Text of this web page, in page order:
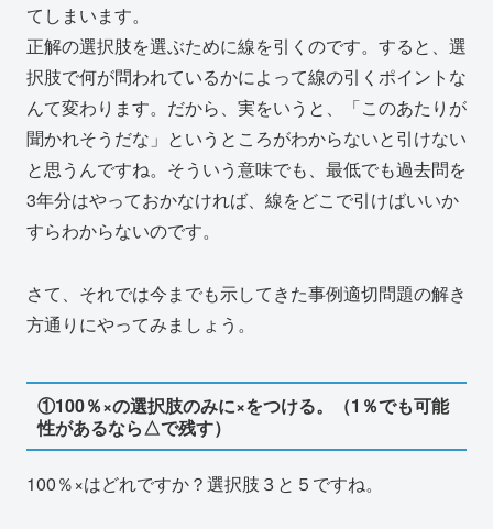
てしまいます。
正解の選択肢を選ぶために線を引くのです。すると、選
択肢で何が問われているかによって線の引くポイントな
んて変わります。だから、実をいうと、「このあたりが
聞かれそうだな」というところがわからないと引けない
と思うんですね。そういう意味でも、最低でも過去問を
3年分はやっておかなければ、線をどこで引けばいいか
すらわからないのです。
さて、それでは今までも示してきた事例適切問題の解き
方通りにやってみましょう。
①100％×の選択肢のみに×をつける。（1％でも可能
性があるなら△で残す）
100％×はどれですか？選択肢３と５ですね。